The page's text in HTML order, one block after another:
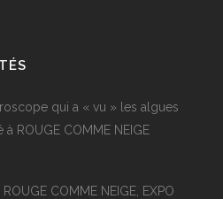
qui a « vu » les algues
ROUGE COMME NEIGE
COMME NEIGE, EXPO